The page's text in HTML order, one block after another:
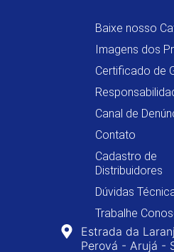
Baixe nosso
Imagens dos
Certificado de
Canal de
Contato
Cadastro de
Distribuidores
Dúvidas
Trabalhe
Estrada da
Perová - Arujá -